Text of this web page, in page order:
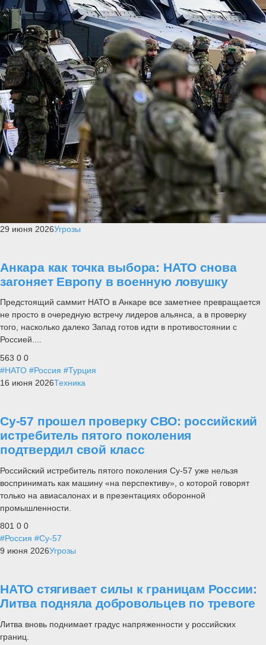
29 июня 2026Угрозы
Анкара как точка выбора: НАТО снова
загоняет Европу в военную ловушку
Предстоящий саммит НАТО в Анкаре все заметнее превращается
не просто в очередную встречу лидеров альянса, а в проверку
того, насколько далеко Запад готов идти в противостоянии с
Россией....
563 0 0
#НАТО #Россия #Турция
16 июня 2026Техника
Су-57 прошел проверку СВО: российский
истребитель пятого поколения
подтвердил свой класс
Российский истребитель пятого поколения Су-57 уже нельзя
воспринимать как машину «на перспективу», о которой говорят
только на авиасалонах и в презентациях оборонной
промышленности.
801 0 0
#Россия #Су-57
9 июня 2026Угрозы
НАТО стягивает силы к границам России:
Литва подняла добровольцев по тревоге
Литва вновь поднимает градус напряженности у российских
границ.